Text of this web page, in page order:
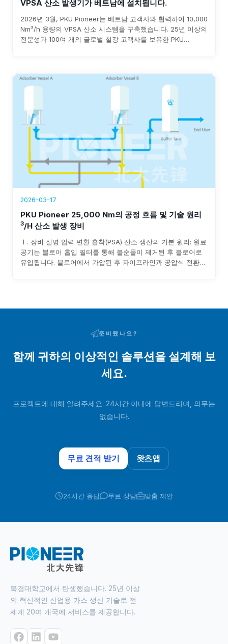
VPSA 산소 발생기가 베트남에 설치됩니다.
2026년 3월, PKU Pioneer는 베트남 고객사와 협력하여 10,000
Nm³/h 용량의 VPSA 산소 시스템을 구축했습니다. 25년 이상의
전문성과 100여 개의 글로벌 철강 고객사를 보유한 PKU
2026-03-17
PKU Pioneer 25,000 Nm의 공정 흐름 및 기술 원리
3/h 산소 발생 장비
Ⅰ. 장비 설명 압력 변환 흡착(PSA) 산소 생산의 기본 원리: 원료
공기는 블로어 흡입 필터를 통해 불순물이 제거된 후 블로어로
유입됩니다. 블로어에서 가압된 후 파이프라인과 공압식 전환
준비됐나요?
함께 귀하의 이상적인 솔루션을 설계해 보
세요.
프로젝트에 대해 알려주세요. 24시간 이내에 답변드리며, 의무는
없습니다.
무료 견적 받기 왓츠앱
24시간 응답 무료 상담 맞춤 제안
북경대학교에서 탄생했습니다. 25년 이상
의 혁신적인 산업용 가스 생산 기술로 전
세계 20여 개국에 서비스를 제공합니다.